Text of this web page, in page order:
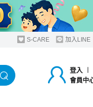
S-CARE 加入LINE
登入 ︱
會員中